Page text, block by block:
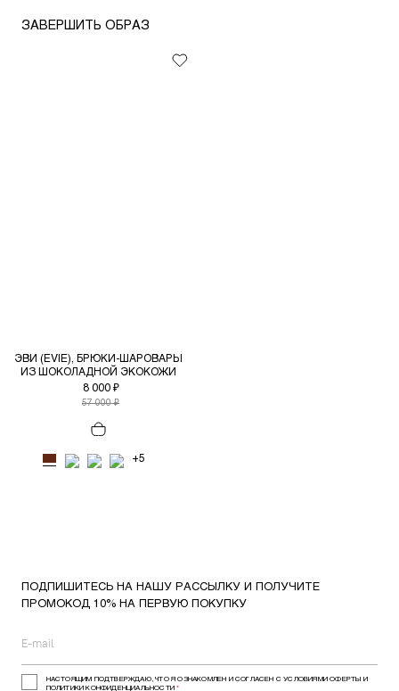
ЗАВЕРШИТЬ ОБРАЗ
ЭВИ (EVIE), БРЮКИ-ШАРОВАРЫ
ИЗ ШОКОЛАДНОЙ ЭКОКОЖИ
8 000 ₽
57 000 ₽
+5
ПОДПИШИТЕСЬ НА НАШУ РАССЫЛКУ И ПОЛУЧИТЕ
ПРОМОКОД 10% НА ПЕРВУЮ ПОКУПКУ
НАСТОЯЩИМ ПОДТВЕРЖДАЮ, ЧТО Я ОЗНАКОМЛЕН И СОГЛАСЕН С УСЛОВИЯМИ ОФЕРТЫ И
ПОЛИТИКИ КОНФИДЕНЦИАЛЬНОСТИ*